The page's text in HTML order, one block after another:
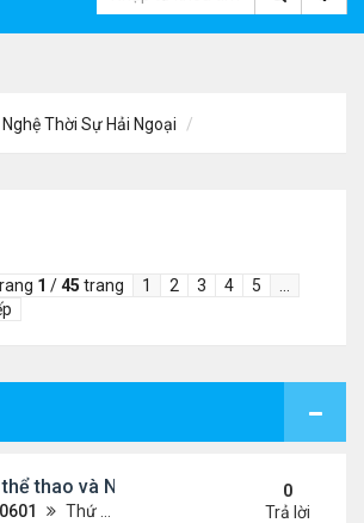
Thời Sự Hải Ngoại
1 /45 trang 1 2 3 4 5
thao và Ngôn ngữ thiết kế: Góc nhìn
Thứ 4 Tháng 7 22, 2026 7:13 pm
0
Trả lời